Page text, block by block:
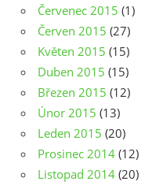
Červenec 2015 (1)
Červen 2015 (27)
Květen 2015 (15)
Duben 2015 (15)
Březen 2015 (12)
Únor 2015 (13)
Leden 2015 (20)
Prosinec 2014 (12)
Listopad 2014 (20)